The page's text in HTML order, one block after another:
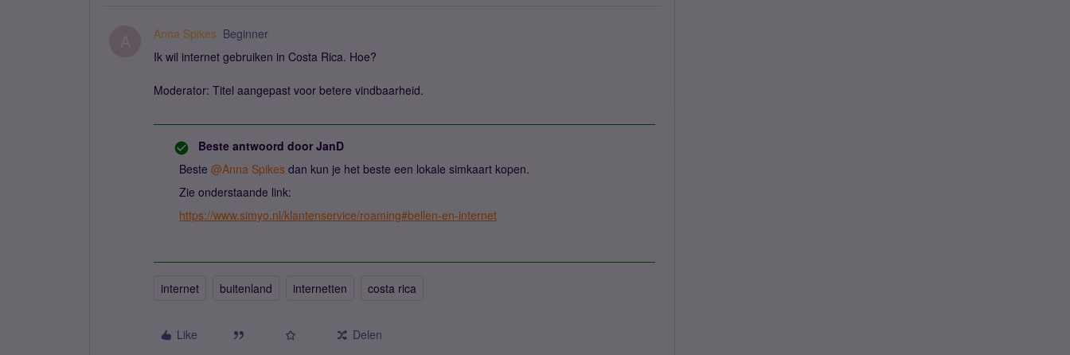
Anna Spikes Beginner
Ik wil internet gebruiken in Costa Rica. Hoe?
Moderator: Titel aangepast voor betere vindbaarheid.
Beste antwoord door JanD
Beste ​ @Anna Spikes dan kun je het beste een lokale simkaart kopen.
Zie onderstaande link:
https://www.simyo.nl/klantenservice/roaming#bellen-en-internet
internet buitenland internetten costa rica
Like Delen